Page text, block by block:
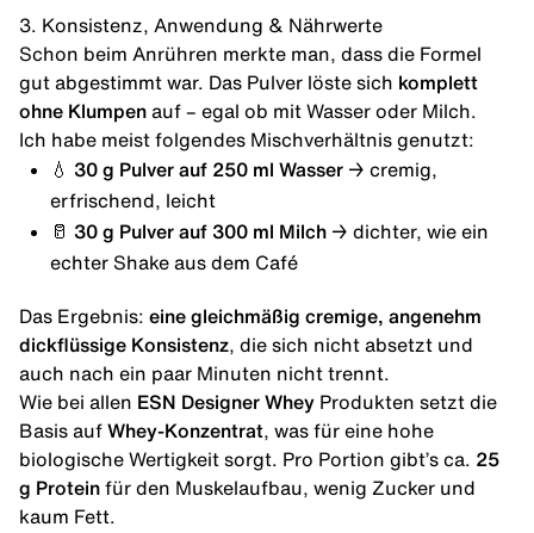
3. Konsistenz, Anwendung & Nährwerte
Schon beim Anrühren merkte man, dass die Formel
gut abgestimmt war. Das Pulver löste sich komplett
ohne Klumpen auf – egal ob mit Wasser oder Milch.
Ich habe meist folgendes Mischverhältnis genutzt:
💧 30 g Pulver auf 250 ml Wasser→ cremig,
erfrischend, leicht
🥛 30 g Pulver auf 300 ml Milch→ dichter, wie ein
echter Shake aus dem Café
Das Ergebnis: eine gleichmäßig cremige, angenehm
dickflüssige Konsistenz, die sich nicht absetzt und
auch nach ein paar Minuten nicht trennt.
Wie bei allen ESN Designer Whey Produkten setzt die
Basis auf Whey-Konzentrat, was für eine hohe
biologische Wertigkeit sorgt. Pro Portion gibt’s ca. 25
g Protein für den Muskelaufbau, wenig Zucker und
kaum Fett.